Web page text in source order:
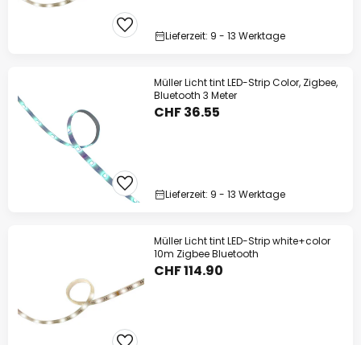
Lieferzeit: 9 - 13 Werktage
Müller Licht tint LED-Strip Color, Zigbee,
Bluetooth 3 Meter
CHF 36.55
Lieferzeit: 9 - 13 Werktage
Müller Licht tint LED-Strip white+color
10m Zigbee Bluetooth
CHF 114.90